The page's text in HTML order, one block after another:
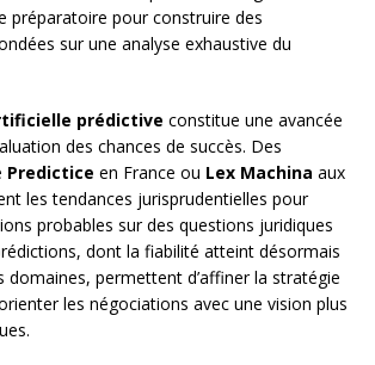
préparatoire pour construire des
sur une analyse exhaustive du
prédictive constitue une avancée
des chances de succès. Des
Predictice en France ou Lex Machina aux
les tendances jurisprudentielles pour
probables sur des questions juridiques
dont la fiabilité atteint désormais
domaines, permettent d’affiner la stratégie
les négociations avec une vision plus